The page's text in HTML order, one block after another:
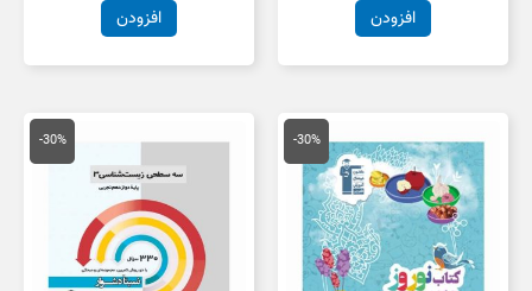
افزودن افزودن
-30%
اصلی
25,000 تومان
بود.
قیمت
فعلی
است.
-30%
38,000 تومان
بود.
قیمت
فعلی